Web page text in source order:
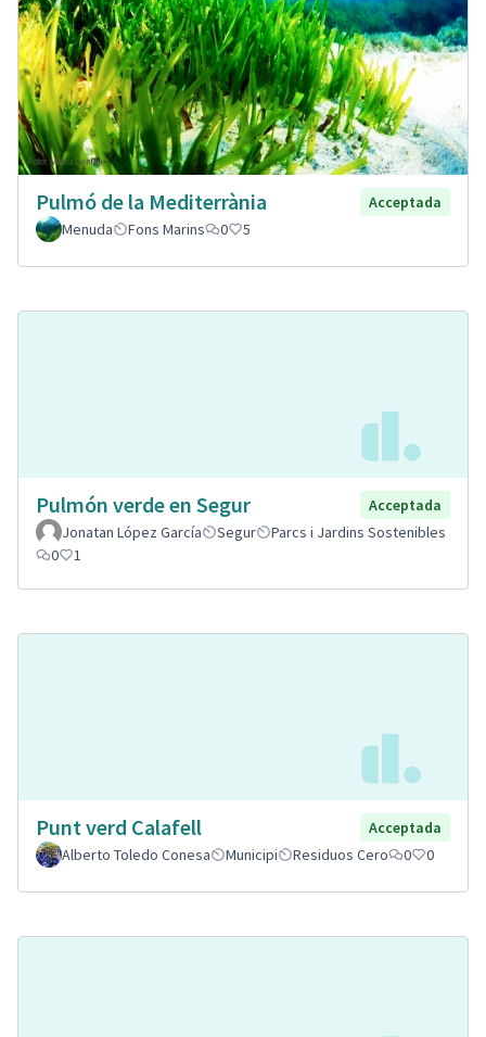
Pulmó de la Mediterrània
Acceptada
Menuda
Fons Marins 0 5
Pulmón verde en Segur
Acceptada
Jonatan López García
Segur
Parcs i Jardins Sostenibles
0
1
Punt verd Calafell
Acceptada
Alberto Toledo Conesa
Municipi Residuos Cero 0 0